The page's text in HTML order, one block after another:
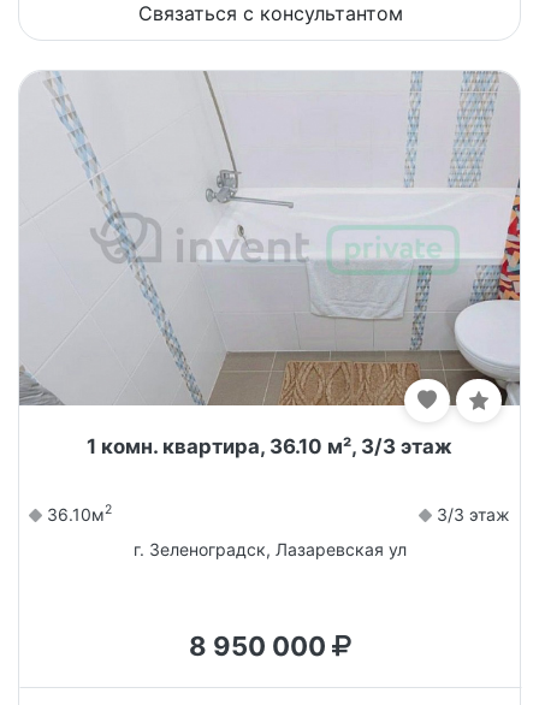
Связаться с консультантом
1 комн. квартира, 36.10 м², 3/3 этаж
36.10м2
3/3 этаж
г. Зеленоградск, Лазаревская ул
8 950 000